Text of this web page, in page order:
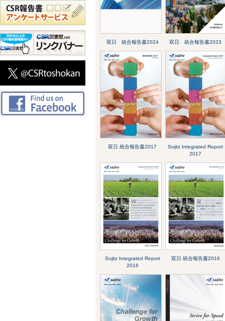
双日 統合報告書2024 双日 統合報告書2023
双日 統合報告書2017
Sojitz Integrated Report
2017
Sojitz Integrated Report
2016
双日 統合報告書2016